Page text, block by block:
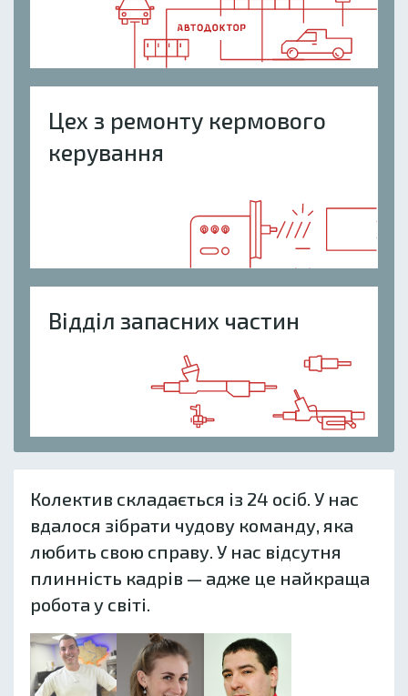
Цех з ремонту кермового
керування
Відділ запасних частин
Колектив складається із 24 осіб. У нас
вдалося зібрати чудову команду, яка
любить свою справу. У нас відсутня
плинність кадрів — адже це найкраща
робота у світі.